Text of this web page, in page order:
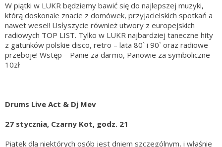
W piątki w LUKR będziemy bawić się do najlepszej muzyki,
którą doskonale znacie z domówek, przyjacielskich spotkań a
nawet wesel! Usłyszycie również utwory z europejskich
radiowych TOP LIST. Tylko w LUKR najbardziej taneczne hity
z gatunków polskie disco, retro – lata 80` i 90` oraz radiowe
przeboje! Wstęp – Panie za darmo, Panowie za symboliczne
10zł
Drums Live Act & Dj Mev
27 stycznia, Czarny Kot, godz. 21
Piątek dla niektórych osób jest dniem szczególnym, i właśnie